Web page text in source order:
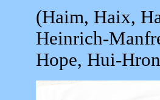
(Haim, Haix,
Heinrich-
Hope, Hui-